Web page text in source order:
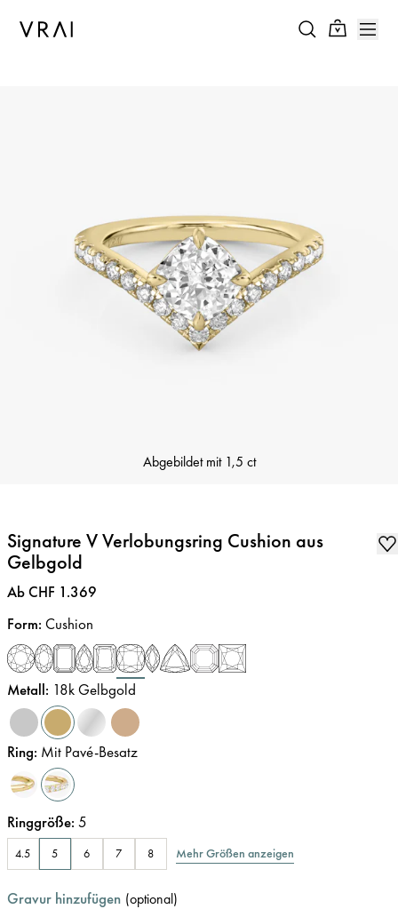
Abgebildet mit 1,5 ct
Signature V Verlobungsring Cushion aus
Gelbgold
Preis:
Ab CHF 1.369
Form: Cushion
Metall: 18k Gelbgold
Ring: Mit Pavé-Besatz
Ringgröße: 5
4.5 5 6 7 8 Mehr Größen anzeigen
Gravur hinzufügen (optional)